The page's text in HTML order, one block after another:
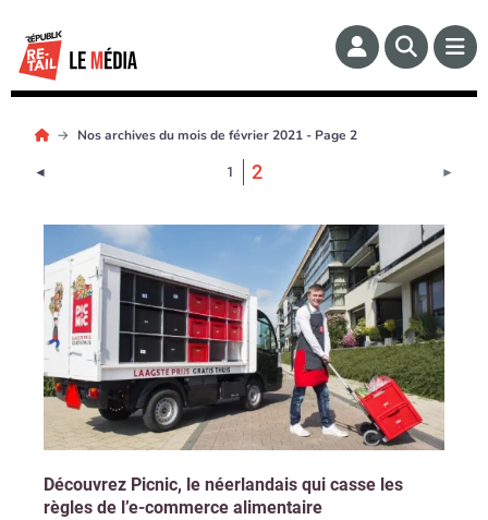
Nos archives du mois de février 2021 - Page 2
◄ 1 2 ►
Découvrez Picnic, le néerlandais qui casse les
règles de l’e-commerce alimentaire